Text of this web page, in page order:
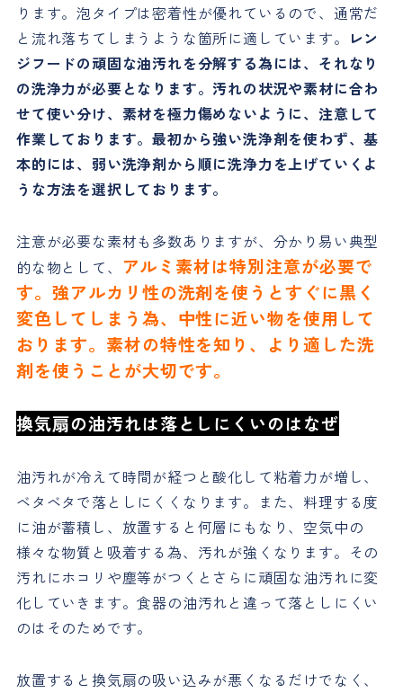
ります。泡タイプは密着性が優れているので、通常だ
と流れ落ちてしまうような箇所に適しています。 レン
ジフードの頑固な油汚れを分解する為には、それなり
の洗浄力が必要となります。汚れの状況や素材に合わ
せて使い分け、素材を極力傷めないように、注意して
作業しております。最初から強い洗浄剤を使わず、基
本的には、弱い洗浄剤から順に洗浄力を上げていくよ
うな方法を選択しております。
注意が必要な素材も多数ありますが、分かり易い典型
的な物として、 アルミ素材は特別注意が必要で
す。強アルカリ性の洗剤を使うとすぐに黒く
変色してしまう為、中性に近い物を使用して
おります。素材の特性を知り、より適した洗
剤を使うことが大切です。
換気扇の油汚れは落としにくいのはなぜ
油汚れが冷えて時間が経つと酸化して粘着力が増し、
ベタベタで落としにくくなります。また、料理する度
に油が蓄積し、放置すると何層にもなり、空気中の
様々な物質と吸着する為、汚れが強くなります。その
汚れにホコリや塵等がつくとさらに頑固な油汚れに変
化していきます。食器の油汚れと違って落としにくい
のはそのためです。
放置すると換気扇の吸い込みが悪くなるだけでなく、